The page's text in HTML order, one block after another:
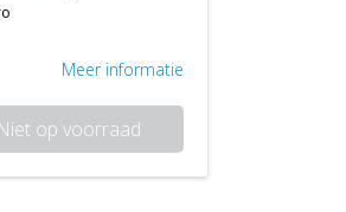
Meer informatie
op voorraad